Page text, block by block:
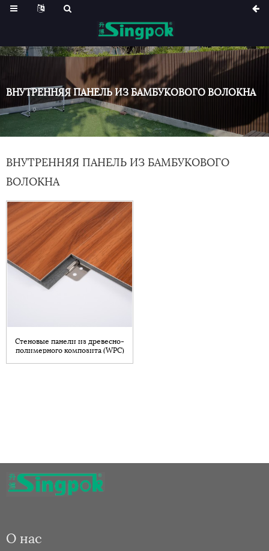
ВНУТРЕННЯЯ ПАНЕЛЬ ИЗ БАМБУКОВОГО ВОЛОКНА
ВНУТРЕННЯЯ ПАНЕЛЬ ИЗ БАМБУКОВОГО
ВОЛОКНА
Стеновые панели из древесно-
полимерного композита (WPC)
изготовленные из бамбукового
О нас